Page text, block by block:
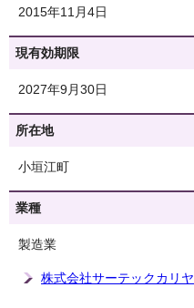
2015年11月4日
現有効期限
2027年9月30日
所在地
小垣江町
業種
製造業
株式会社サーテックカリヤ